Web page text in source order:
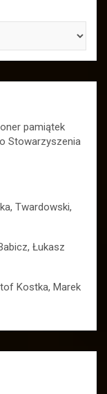
pamiątek
Stowarzyszenia
Twardowski,
Łukasz
Kostka, Marek